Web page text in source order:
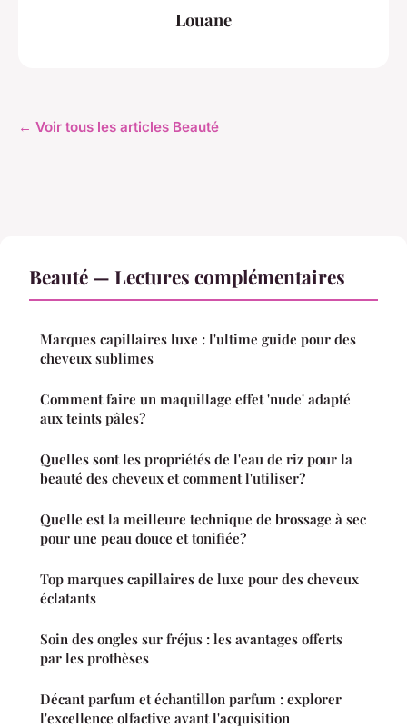
Louane
← Voir tous les articles Beauté
Beauté — Lectures complémentaires
Marques capillaires luxe : l'ultime guide pour des
cheveux sublimes
Comment faire un maquillage effet 'nude' adapté
aux teints pâles?
Quelles sont les propriétés de l'eau de riz pour la
beauté des cheveux et comment l'utiliser?
Quelle est la meilleure technique de brossage à sec
pour une peau douce et tonifiée?
Top marques capillaires de luxe pour des cheveux
éclatants
Soin des ongles sur fréjus : les avantages offerts
par les prothèses
Décant parfum et échantillon parfum : explorer
l'excellence olfactive avant l'acquisition